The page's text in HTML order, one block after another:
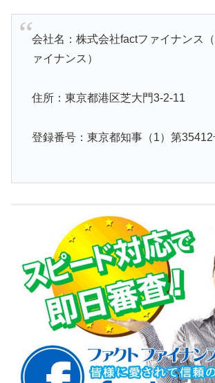
会社名：株式会社factファイナンス
ァイナンス）
住所：東京都港区芝大門3-2-11
登録番号：東京都知事（1）第35412